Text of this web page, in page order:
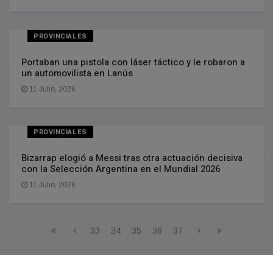
PROVINCIALES
Portaban una pistola con láser táctico y le robaron a
un automovilista en Lanús
11 Julio, 2026
PROVINCIALES
Bizarrap elogió a Messi tras otra actuación decisiva
con la Selección Argentina en el Mundial 2026
11 Julio, 2026
33 34 35 36 37